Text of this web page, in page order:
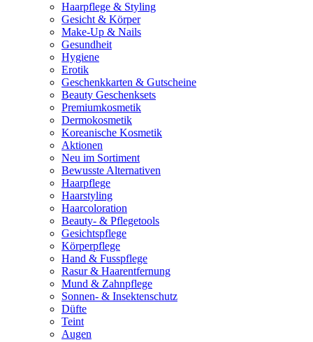
Haarpflege & Styling
Gesicht & Körper
Make-Up & Nails
Gesundheit
Hygiene
Erotik
Geschenkkarten & Gutscheine
Beauty Geschenksets
Premiumkosmetik
Dermokosmetik
Koreanische Kosmetik
Aktionen
Neu im Sortiment
Bewusste Alternativen
Haarpflege
Haarstyling
Haarcoloration
Beauty- & Pflegetools
Gesichtspflege
Körperpflege
Hand & Fusspflege
Rasur & Haarentfernung
Mund & Zahnpflege
Sonnen- & Insektenschutz
Düfte
Teint
Augen